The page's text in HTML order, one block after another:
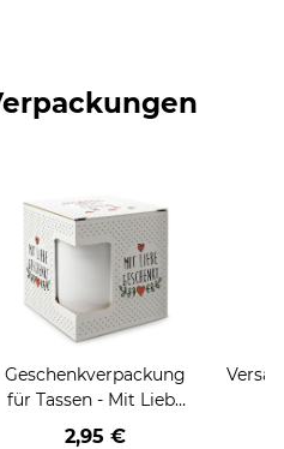
Geschenkverpackung
für Tassen - Mit Liebe
geschenkt
2,95 €